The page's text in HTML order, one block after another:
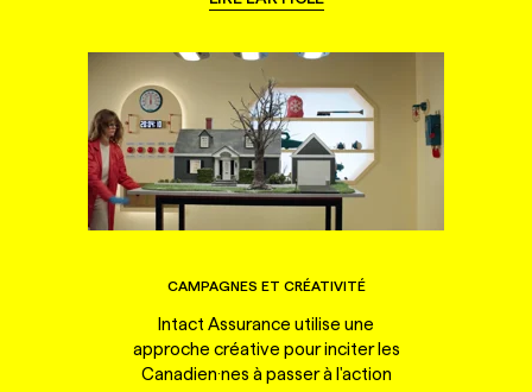
CAMPAGNES ET CRÉATIVITÉ
Intact Assurance utilise une
approche créative pour inciter les
Canadien·nes à passer à l'action